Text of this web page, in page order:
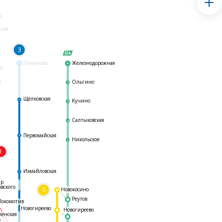
Гольяново
3
8
Железнодорожная
Ольгино
Кучино
Салтыковская
Никольское
Реутов
Измайловская
Первомайская
Щёлковская
Новогиреево
Новогиреево
Новокосино